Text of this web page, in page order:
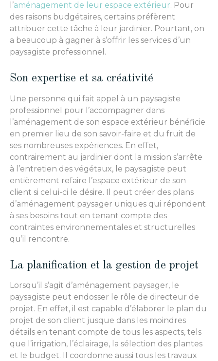
l’aménagement de leur espace extérieur. Pour
des raisons budgétaires, certains préfèrent
attribuer cette tâche à leur jardinier. Pourtant, on
a beaucoup à gagner à s’offrir les services d’un
paysagiste professionnel.
Son expertise et sa créativité
Une personne qui fait appel à un paysagiste
professionnel pour l’accompagner dans
l’aménagement de son espace extérieur bénéficie
en premier lieu de son savoir-faire et du fruit de
ses nombreuses expériences. En effet,
contrairement au jardinier dont la mission s’arrête
à l’entretien des végétaux, le paysagiste peut
entièrement refaire l’espace extérieur de son
client si celui-ci le désire. Il peut créer des plans
d’aménagement paysager uniques qui répondent
à ses besoins tout en tenant compte des
contraintes environnementales et structurelles
qu’il rencontre.
La planification et la gestion de projet
Lorsqu’il s’agit d’aménagement paysager, le
paysagiste peut endosser le rôle de directeur de
projet. En effet, il est capable d’élaborer le plan du
projet de son client jusque dans les moindres
détails en tenant compte de tous les aspects, tels
que l’irrigation, l’éclairage, la sélection des plantes
et le budget. Il coordonne aussi tous les travaux